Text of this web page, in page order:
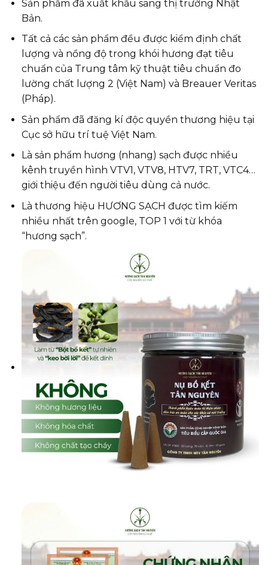
Sản phẩm đã xuất khẩu sang thị trường Nhật
Bản.
Tất cả các sản phẩm đều được kiểm định chất
lượng và nồng độ trong khói hương đạt tiêu
chuẩn của Trung tâm kỹ thuật tiêu chuẩn đo
lường chất lượng 2 (Việt Nam) và Breauer Veritas
(Pháp).
Sản phẩm đã đăng kí độc quyền thương hiệu tại
Cục sở hữu trí tuệ Việt Nam.
Là sản phẩm hương (nhang) sạch được nhiều
kênh truyền hình VTV1, VTV8, HTV7, TRT, VTC4…
giới thiệu đến người tiêu dùng cả nước.
Là thương hiệu HƯƠNG SẠCH được tìm kiếm
nhiều nhất trên google, TOP 1 với từ khóa
“hương sạch”.